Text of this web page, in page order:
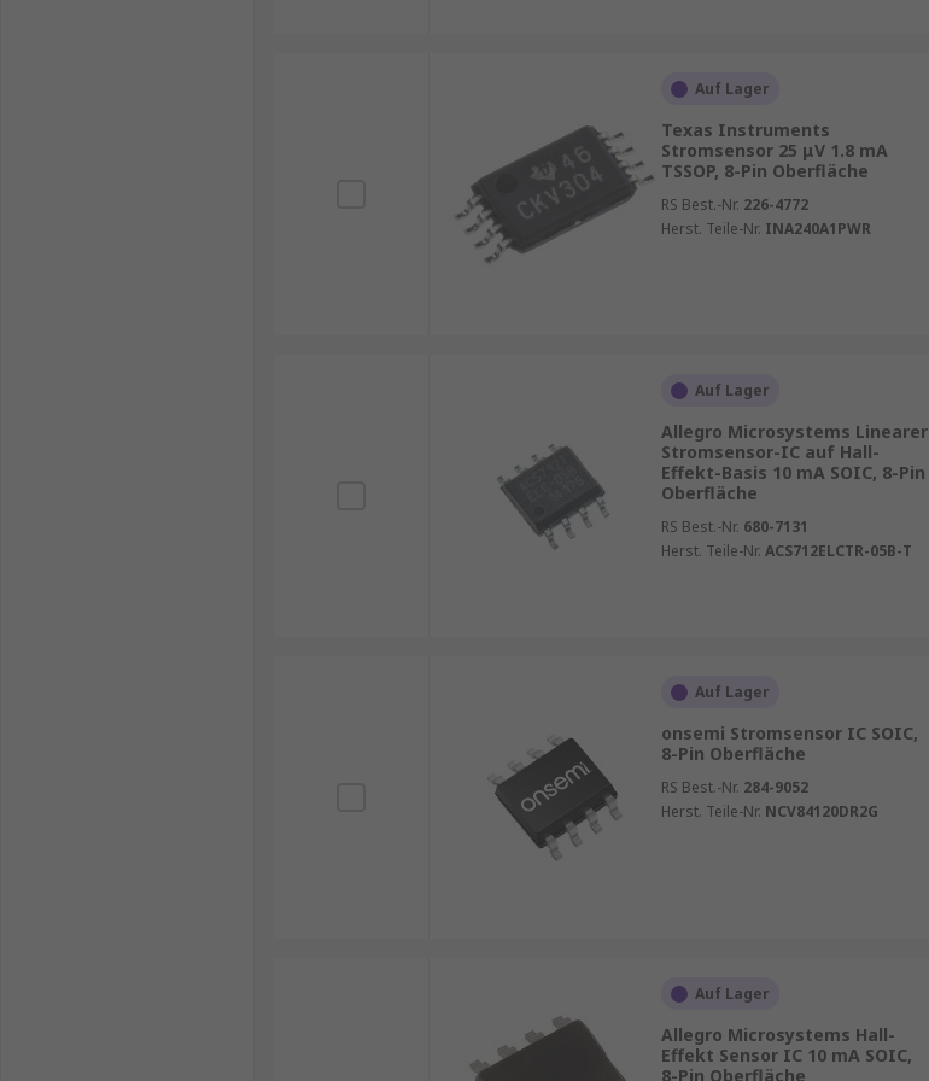
Auf Lager
Texas Instruments
Stromsensor 25 μV 1.8 mA
TSSOP, 8-Pin Oberfläche
RS Best.-Nr. 226-4772
Herst. Teile-Nr. INA240A1PWR
Auf Lager
Allegro Microsystems Linearer
Stromsensor-IC auf Hall-
Effekt-Basis 10 mA SOIC, 8-Pin
Oberfläche
RS Best.-Nr. 680-7131
Herst. Teile-Nr. ACS712ELCTR-05B-T
Auf Lager
onsemi Stromsensor IC SOIC,
8-Pin Oberfläche
RS Best.-Nr. 284-9052
Herst. Teile-Nr. NCV84120DR2G
Auf Lager
Allegro Microsystems Hall-
Effekt Sensor IC 10 mA SOIC,
8-Pin Oberfläche